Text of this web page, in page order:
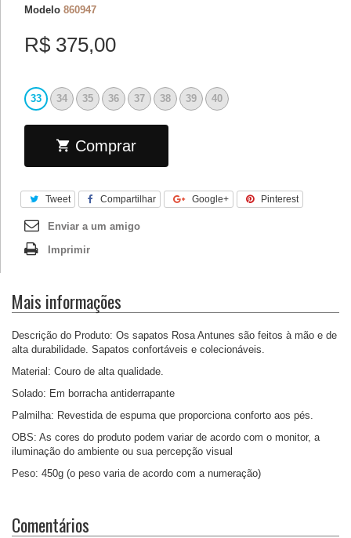
Modelo 860947
R$ 375,00
33 34 35 36 37 38 39 40
Comprar
Tweet Compartilhar Google+ Pinterest
Enviar a um amigo
Imprimir
Mais informações
Descrição do Produto: Os sapatos Rosa Antunes são feitos à mão e de
alta durabilidade. Sapatos confortáveis e colecionáveis.
Material: Couro de alta qualidade.
Solado: Em borracha antiderrapante
Palmilha: Revestida de espuma que proporciona conforto aos pés.
OBS: As cores do produto podem variar de acordo com o monitor, a
iluminação do ambiente ou sua percepção visual
Peso: 450g (o peso varia de acordo com a numeração)
Comentários